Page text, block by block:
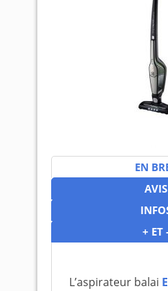
EN
AVIS
+ ET
L’aspirateur balai